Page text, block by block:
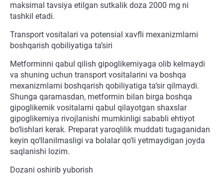
maksimal tavsiya etilgan sutkalik doza 2000 mg ni
tashkil etadi.
Transport vositalari va potensial xavfli mexanizmlarni
boshqarish qobiliyatiga ta’siri
Metforminni qabul qilish gipoglikemiyaga olib kelmaydi
va shuning uchun transport vositalarini va boshqa
mexanizmlarni boshqarish qobiliyatiga ta’sir qilmaydi.
Shunga qaramasdan, metformin bilan birga boshqa
gipoglikemik vositalarni qabul qilayotgan shaxslar
gipoglikemiya rivojlanishi mumkinligi sababli ehtiyot
bo‘lishlari kerak. Preparat yaroqlilik muddati tugaganidan
keyin qo‘llanilmasligi va bolalar qo‘li yetmaydigan joyda
saqlanishi lozim.
Dozani oshirib yuborish